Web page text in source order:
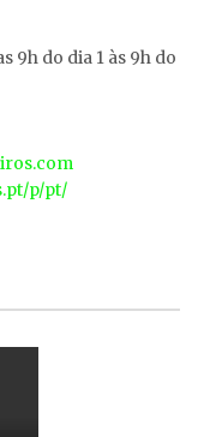
9h do dia 1 às 9h do
p/pt/